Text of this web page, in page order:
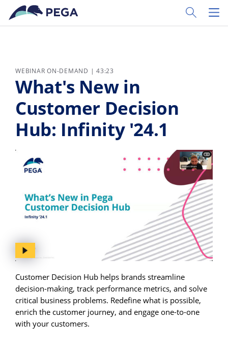
Vai direttamente al contenuto principale
Toggle
WEBINAR ON-DEMAND | 43:23
What's New in
Customer Decision
Hub: Infinity '24.1
Customer Decision Hub helps brands streamline
decision-making, track performance metrics, and solve
critical business problems. Redefine what is possible,
enrich the customer journey, and engage one-to-one
with your customers.